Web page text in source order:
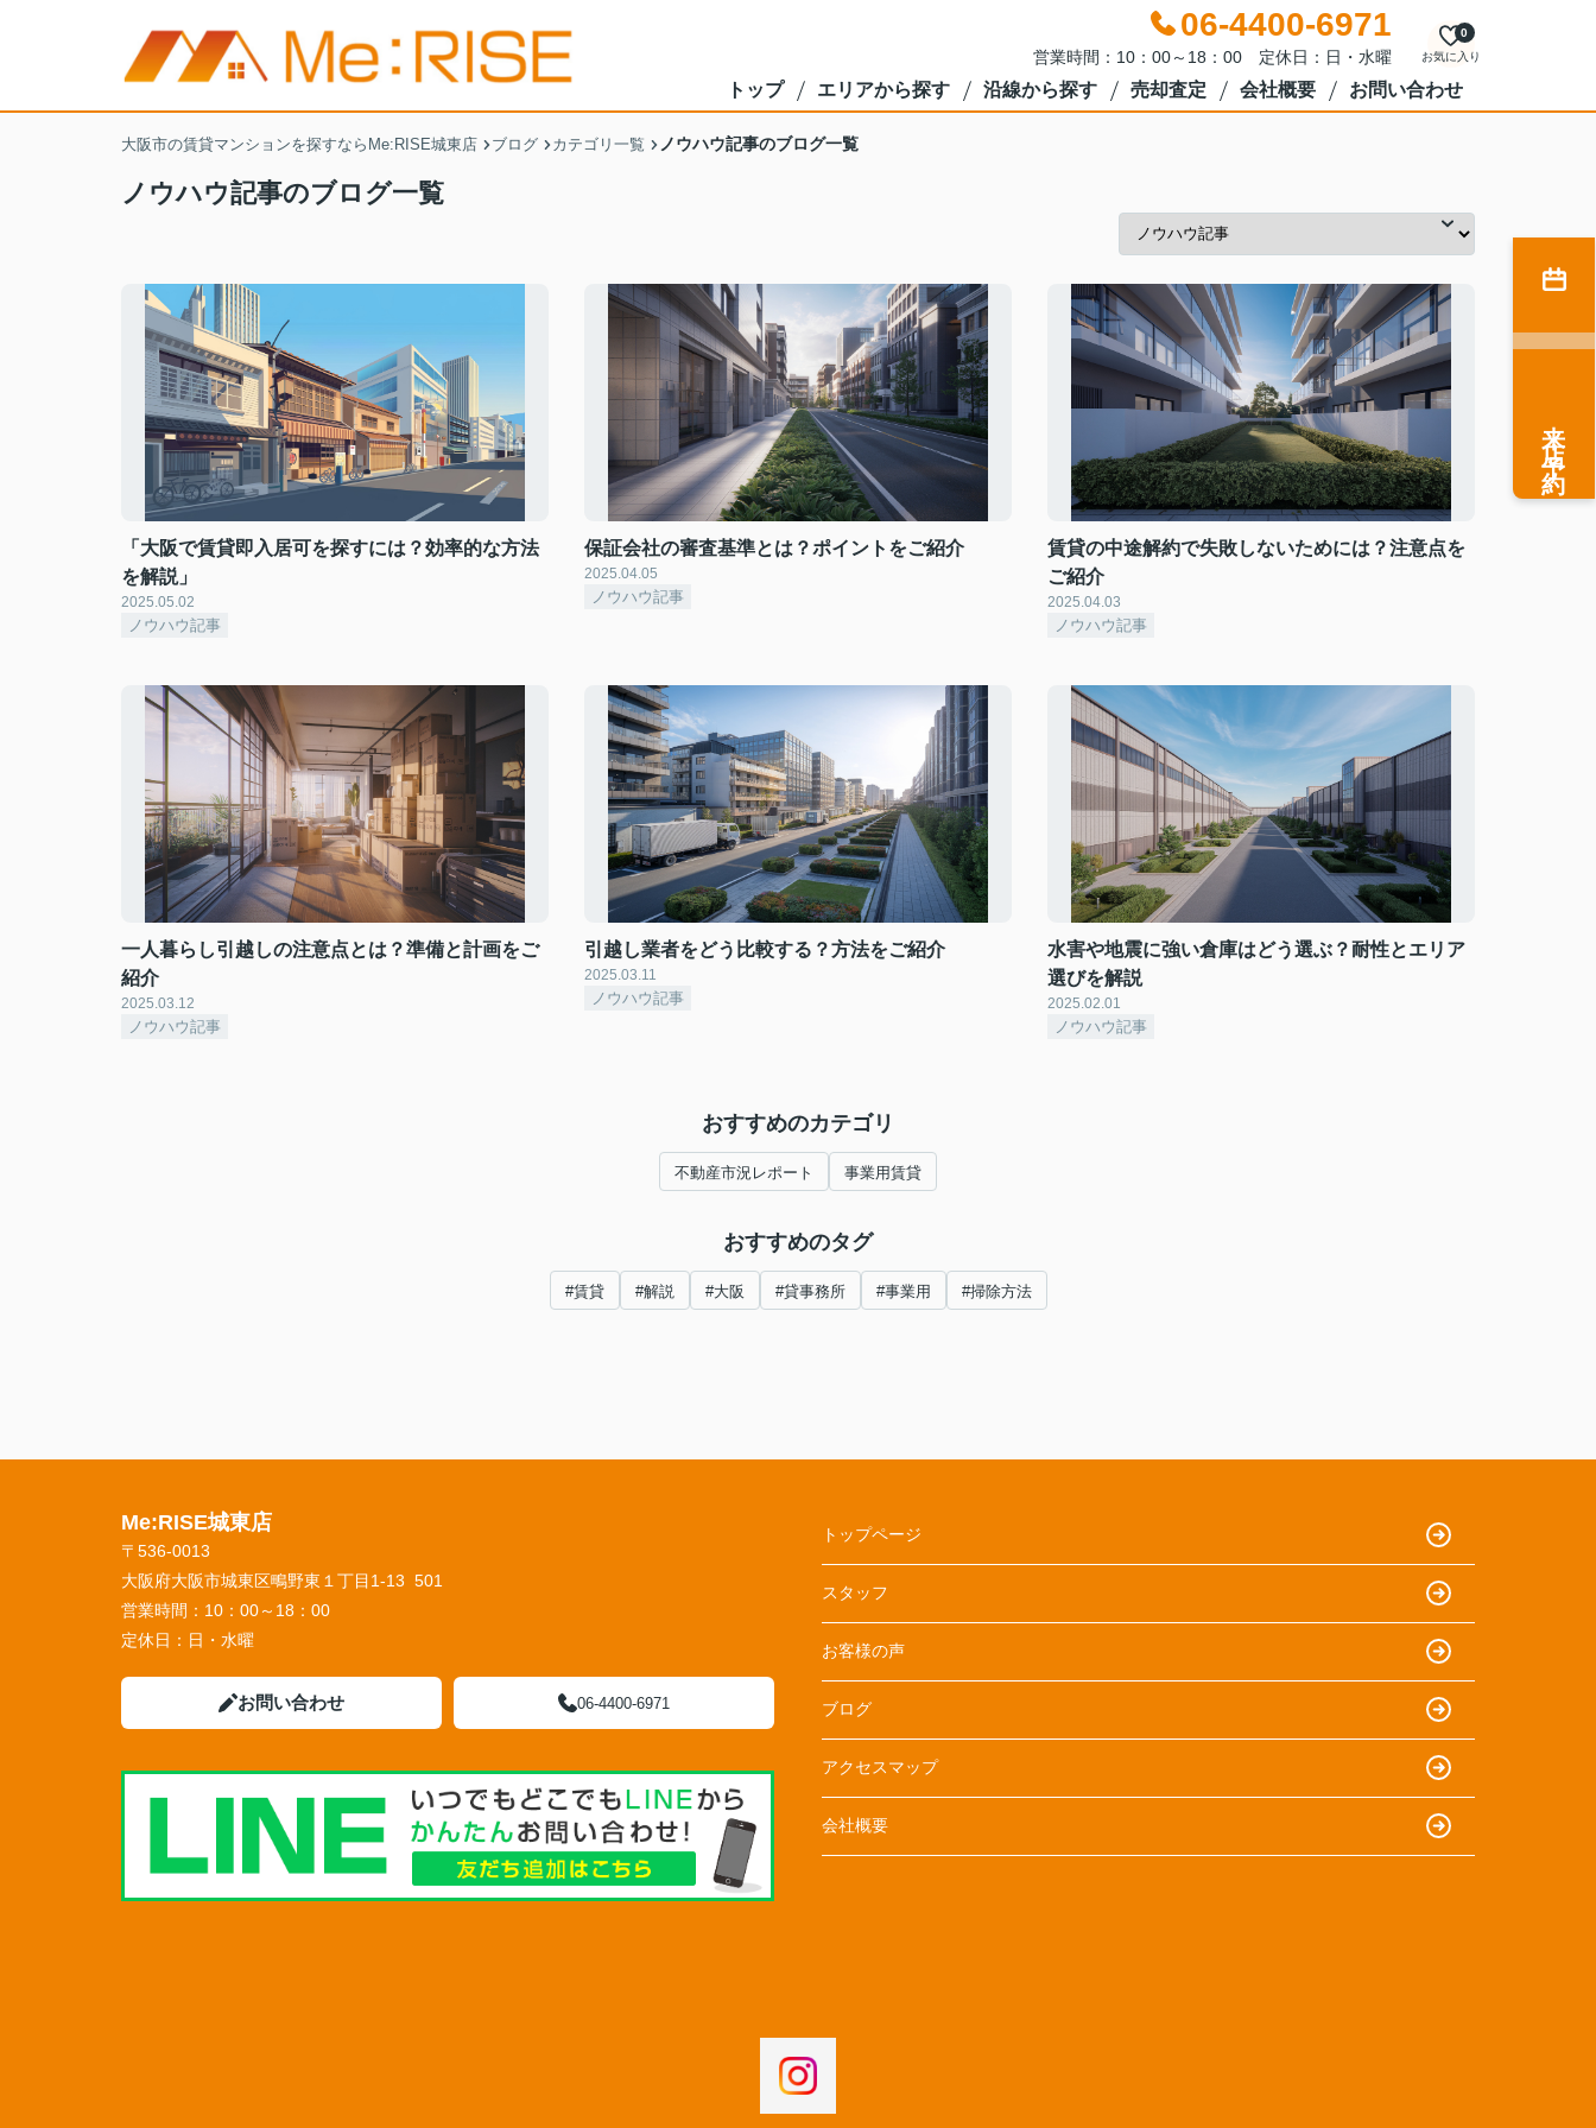
06-4400-6971
営業時間：10：00～18：00 定休日：日・水曜 お気に入り
0
トップ エリアから探す 沿線から探す 売却査定 会社概要 お問い合わせ
大阪市の賃貸マンションを探すならMe:RISE城東店 ブログ カテゴリ一覧 ノウハウ記事のブログ一覧
ノウハウ記事のブログ一覧
「大阪で賃貸即入居可を探すには？効率的な方法
を解説」
2025.05.02
ノウハウ記事
保証会社の審査基準とは？ポイントをご紹介
2025.04.05
ノウハウ記事
賃貸の中途解約で失敗しないためには？注意点を
ご紹介
2025.04.03
ノウハウ記事
一人暮らし引越しの注意点とは？準備と計画をご
紹介
2025.03.12
ノウハウ記事
引越し業者をどう比較する？方法をご紹介
2025.03.11
ノウハウ記事
水害や地震に強い倉庫はどう選ぶ？耐性とエリア
選びを解説
2025.02.01
ノウハウ記事
おすすめのカテゴリ
不動産市況レポート 事業用賃貸
おすすめのタグ
#賃貸 #解説 #大阪 #貸事務所 #事業用 #掃除方法
来店予約
Me:RISE城東店
〒536-0013
大阪府大阪市城東区鴫野東１丁目1-13 501
営業時間： 10：00～18：00
定休日： 日・水曜
お問い合わせ 06-4400-6971
トップページ
スタッフ
お客様の声
ブログ
アクセスマップ
会社概要